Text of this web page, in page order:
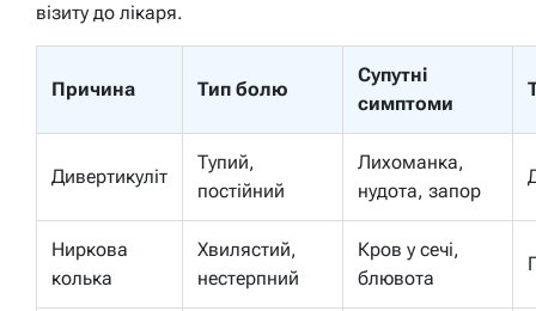
візиту до лікаря.
Причина Тип болю
Супутні
симптоми
Дивертикуліт
Тупий,
постійний
Лихоманка,
нудота, запор
Ниркова
колька
Хвилястий,
нестерпний
Кров у сечі,
блювота